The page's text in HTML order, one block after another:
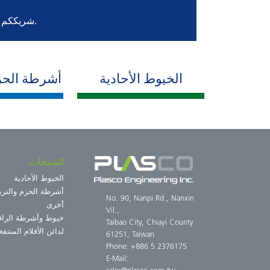
شريككم المتفاني المصنع لمكنات إنتاج البلاستيك بالتشكيل البثقي.
الخيوط الأحادية أشرطة
No. 90, Nanpi Rd., Nanxin
Vil.,
Taibao City, Chiayi County
61251, Taiwan
Phone: +886 5 2376175
E-Mail:
المنتجات
الخيوط الأحادية
أشرطة الحزم
أخرى
خيوط وأشرطة
لدائن الأفلام